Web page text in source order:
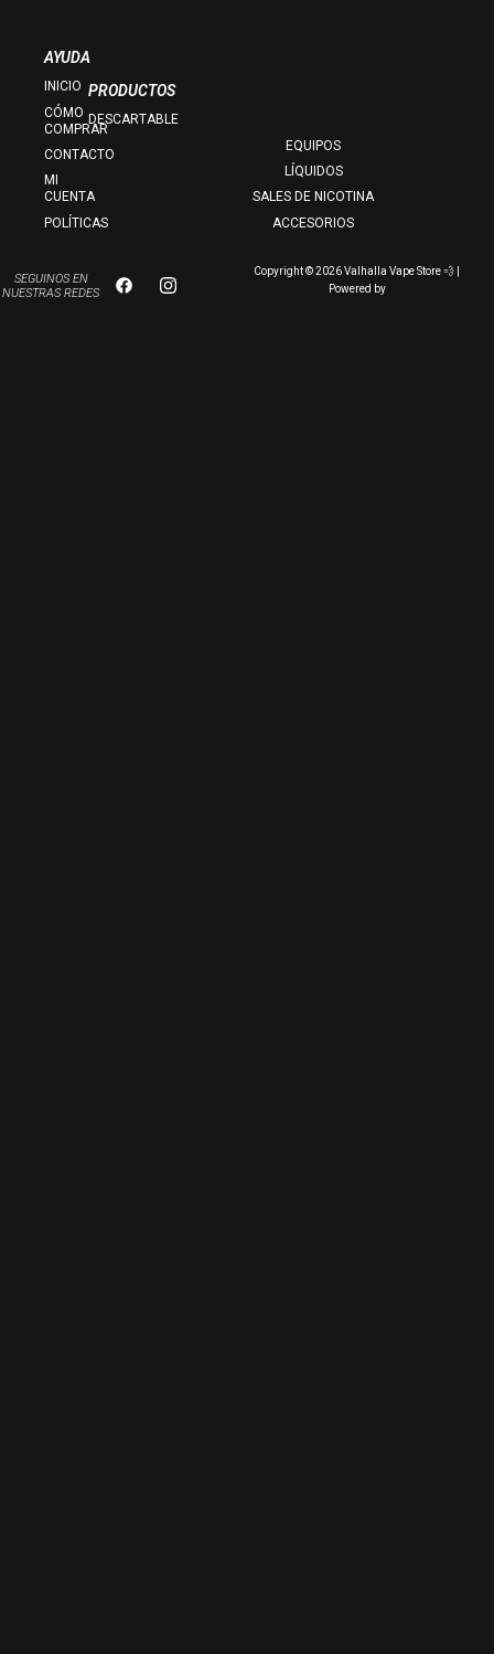
AYUDA
INICIO
CÓMO
COMPRAR
CONTACTO
MI
CUENTA
POLÍTICAS
PRODUCTOS
DESCARTABLE
EQUIPOS
LÍQUIDOS
SALES DE NICOTINA
ACCESORIOS
SEGUINOS EN
NUESTRAS REDES
Copyright © 2026 Valhalla Vape Store 💨 |
Powered by